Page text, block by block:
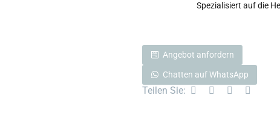
Spezialisiert auf die
Angebot anfordern
Chatten auf WhatsApp
Teilen Sie: